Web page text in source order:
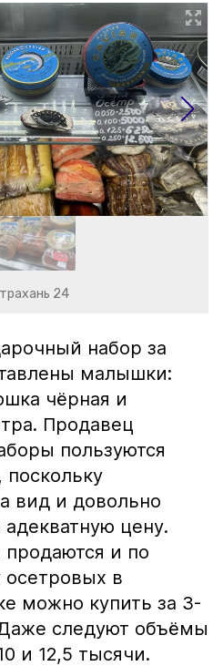
24
набор за
малышки:
чёрная и
Продавец
пользуются
вид и довольно
цену.
и по
осетровых в
можно купить за 3-
следуют объёмы
и 12,5 тысячи.